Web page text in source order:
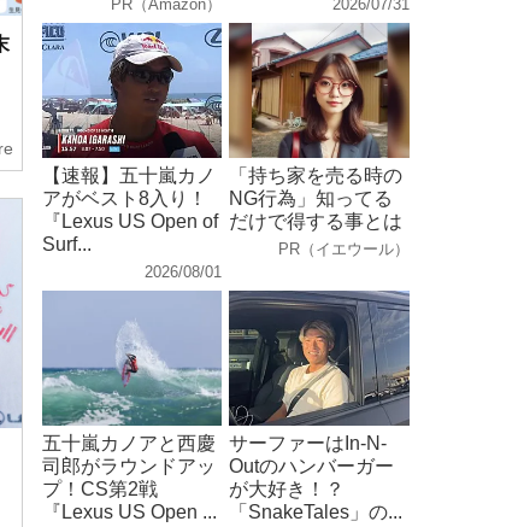
PR（Amazon） 2026/07/31
【速報】五十嵐カノ
アがベスト8入り！
『Lexus US Open of
Surf...
2026/08/01
「持ち家を売る時の
NG行為」知ってる
だけで得する事とは
PR（イエウール）
五十嵐カノアと西慶
司郎がラウンドアッ
プ！CS第2戦
『Lexus US Open ...
サーファーはIn-N-
Outのハンバーガー
が大好き！？
「SnakeTales」の...